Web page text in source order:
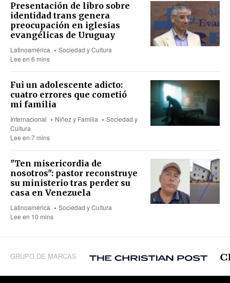
Presentación de libro sobre
identidad trans genera
preocupación en iglesias
evangélicas de Uruguay
Latinoamérica
Sociedad y Cultura
Lee en 6 mins
Fui un adolescente adicto:
cuatro errores que cometió
mi familia
Internacional Niñez y Familia
Sociedad y
Cultura
Lee en 7 mins
"Ten misericordia de
nosotros": pastor reconstruye
su ministerio tras perder su
casa en Venezuela
Latinoamérica
Sociedad y Cultura
Lee en 10 mins
GRUPO DE MARCAS